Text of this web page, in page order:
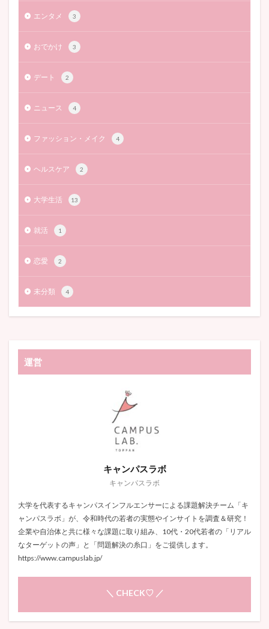
エンタメ 3
おでかけ 3
デート 2
ニュース 4
ファッション・メイク 4
ヘルスケア 2
大学生活 13
就活 1
恋愛 2
未分類 4
運営
キャンパスラボ
キャンパスラボ
大学を代表するキャンパスインフルエンサーによる課題解決チーム「キ
ャンパスラボ」が、令和時代の若者の実態やインサイトを調査＆研究！
企業や自治体と共に様々な課題に取り組み、10代・20代若者の「リアル
なターゲットの声」と「問題解決の糸口」をご提供します。
https://www.campuslab.jp/
＼ CHECK♡ ／